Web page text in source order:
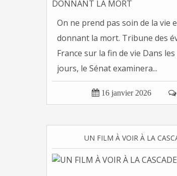
On ne prend pas soin de la vie
donnant la mort. Tribune des
France sur la fin de vie Dans
jours, le Sénat examinera...
 16 janvier 2026 
UN FILM À VOIR À LA